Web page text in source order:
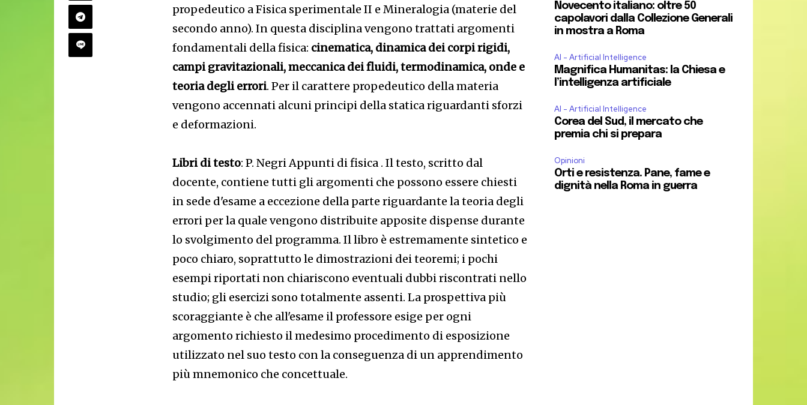
propedeutico a Fisica sperimentale II e Mineralogia (materie del
secondo anno). In questa disciplina vengono trattati argomenti
fondamentali della fisica: cinematica, dinamica dei corpi rigidi,
campi gravitazionali, meccanica dei fluidi, termodinamica, o­nde e
teoria degli errori. Per il carattere propedeutico della materia
vengono accennati alcuni principi della statica riguardanti sforzi
e deformazioni.
Libri di testo: P. Negri Appunti di fisica . Il testo, scritto dal
docente, contiene tutti gli argomenti che possono essere chiesti
in sede d'esame a eccezione della parte riguardante la teoria degli
errori per la quale vengono distribuite apposite dispense durante
lo svolgimento del programma. Il libro è estremamente sintetico e
poco chiaro, soprattutto le dimostrazioni dei teoremi; i pochi
esempi riportati non chiariscono eventuali dubbi riscontrati nello
studio; gli esercizi sono totalmente assenti. La prospettiva più
scoraggiante è che all'esame il professore esige per ogni
argomento richiesto il medesimo procedimento di esposizione
utilizzato nel suo testo con la conseguenza di un apprendimento
più mnemonico che concettuale.
Novecento italiano: oltre 50
capolavori dalla Collezione Generali
in mostra a Roma
AI - Artificial Intelligence
Magnifica Humanitas: la Chiesa e
l’intelligenza artificiale
AI - Artificial Intelligence
Corea del Sud, il mercato che
premia chi si prepara
Opinioni
Orti e resistenza. Pane, fame e
dignità nella Roma in guerra